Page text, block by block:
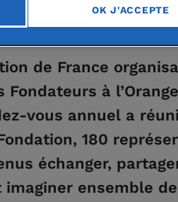
de France
à
vous annuel a
180
échanger,
imaginer ensemble de
OK J'ACCEPTE